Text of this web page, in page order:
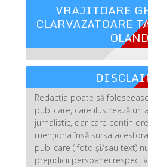
VRAJITOARE
CLARVAZATOARE
Redacția poate să
publicare, care ilustrează un
jurnalistic, dar care conțin
menționa însă sursa
publicare ( foto și/sau text)
prejudicii persoanei